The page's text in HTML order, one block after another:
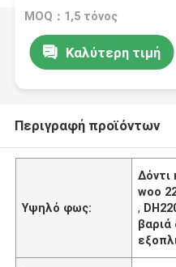
MOQ：1,5 τόνος
Καλύτερη τιμή
Περιγραφή προϊόντων
Υψηλό φως:
woo
,
βαριά